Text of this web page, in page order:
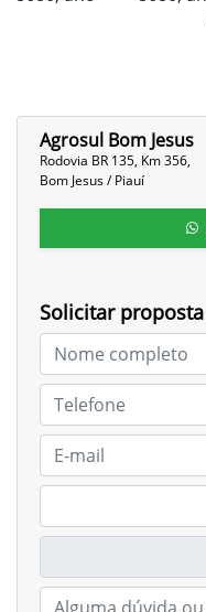
Agrosul Bom Jesus
Rodovia BR 135, Km 356,
Bom Jesus / Piauí
Solicitar proposta